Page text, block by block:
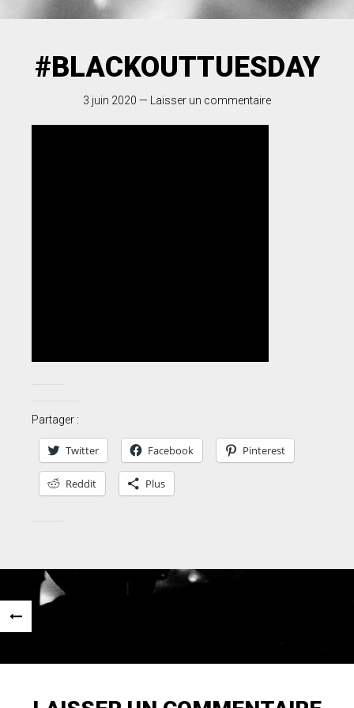
#BLACKOUTTUESDAY
3 juin 2020 — Laisser un commentaire
Partager :
Twitter Facebook Pinterest
Reddit Plus
Navigation